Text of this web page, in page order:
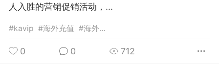
华人论坛
华人社区信息发布规范》
人入胜的营销促销活动，...
#kavip #海外充值 #海外抖音充值
0 0 712